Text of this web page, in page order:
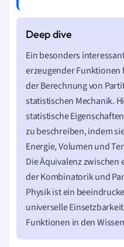
Ein besonders
erzeugender Funktionen
der Berechnung von
statistischen Mechanik.
statistische
zu beschreiben, indem
Energie, Volumen und
Die Äquivalenz
der Kombinatorik und
Physik ist ein
universelle
Funktionen in den